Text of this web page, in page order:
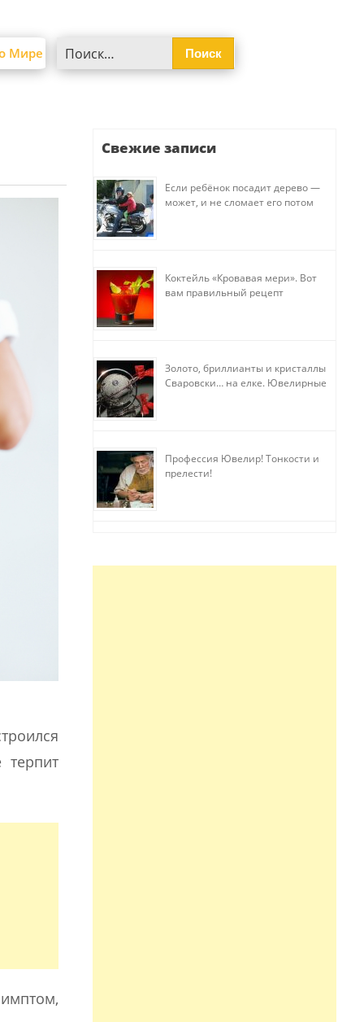
Мире
Свежие записи
Если ребёнок посадит дерево —
может, и не сломает его потом
Коктейль «Кровавая мери». Вот
вам правильный рецепт
Золото, бриллианты и кристаллы
Сваровски… на елке. Ювелирные
Профессия Ювелир! Тонкости и
прелести!